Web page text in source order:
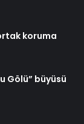
koruma
Gölü” büyüsü